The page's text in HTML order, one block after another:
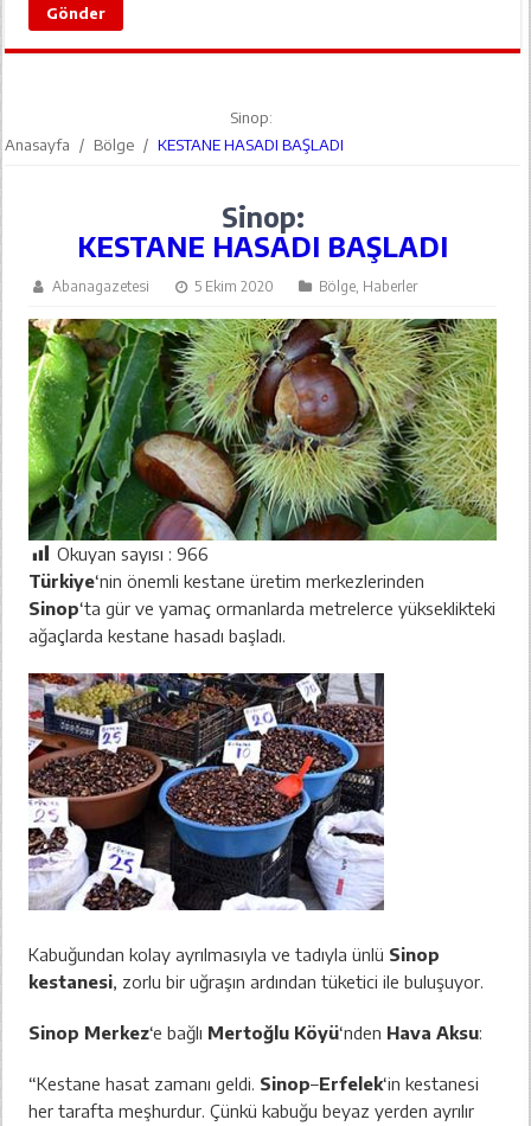
Anasayfa / Bölge /
Sinop:
KESTANE HASADI BAŞLADI
Sinop:
KESTANE HASADI BAŞLADI
Abanagazetesi 5 Ekim 2020 Bölge, Haberler
Okuyan sayısı :966
Türkiye‘nin önemli kestane üretim merkezlerinden
Sinop‘ta gür ve yamaç ormanlarda metrelerce yükseklikteki
ağaçlarda kestane hasadı başladı.
Kabuğundan kolay ayrılmasıyla ve tadıyla ünlü Sinop
kestanesi, zorlu bir uğraşın ardından tüketici ile buluşuyor.
Sinop Merkez‘e bağlı Mertoğlu Köyü‘nden Hava Aksu:
“Kestane hasat zamanı geldi. Sinop–Erfelek‘in kestanesi
her tarafta meşhurdur. Çünkü kabuğu beyaz yerden ayrılır